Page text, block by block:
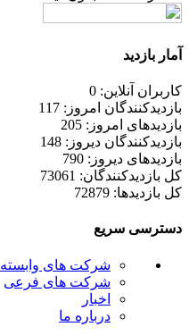
آمار بازدید
کاربران آنلاین: 0
بازدیدکنندگان امروز: 117
بازدیدهای امروز: 205
بازدیدکنندگان دیروز: 148
بازدیدهای دیروز: 790
کل بازدیدکنند‌گان: 73061
کل بازدیدها: 72879
دسترسی سریع
شرکت های وابسته
شرکت های فرعی
اخبار
درباره ما